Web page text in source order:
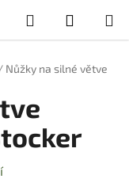
Hledat
KOŠÍK
Nůžky na silné větve